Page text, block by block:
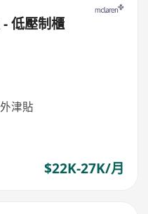
低壓制櫃
津貼
$22K-27K/月